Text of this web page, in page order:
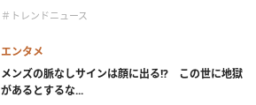
＃トレンドニュース
エンタメ
メンズの脈なしサインは顔に出る!? この世に地獄
があるとするな...